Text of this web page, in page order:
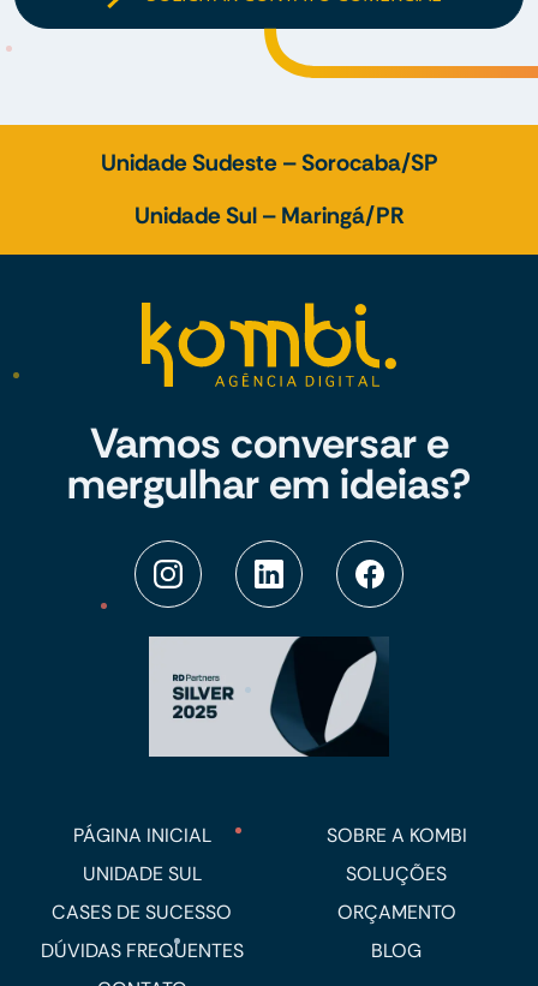
Unidade Sudeste – Sorocaba/SP
Unidade Sul – Maringá/PR
Vamos conversar e
mergulhar em ideias?
PÁGINA INICIAL
SOBRE A KOMBI
UNIDADE SUL
SOLUÇÕES
CASES DE SUCESSO
ORÇAMENTO
DÚVIDAS FREQUENTES
BLOG